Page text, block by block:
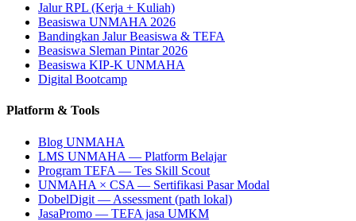
Jalur RPL (Kerja + Kuliah)
Beasiswa UNMAHA 2026
Bandingkan Jalur Beasiswa & TEFA
Beasiswa Sleman Pintar 2026
Beasiswa KIP-K UNMAHA
Digital Bootcamp
Platform & Tools
Blog UNMAHA
LMS UNMAHA — Platform Belajar
Program TEFA — Tes Skill Scout
UNMAHA × CSA — Sertifikasi Pasar Modal
DobelDigit — Assessment (path lokal)
JasaPromo — TEFA jasa UMKM